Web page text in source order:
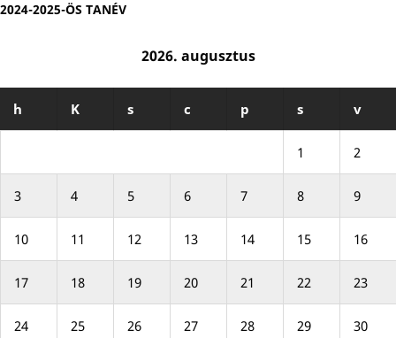
2024-2025-ÖS TANÉV
2026. augusztus
h K s c p s v
1 2
3 4 5 6 7 8 9
10 11 12 13 14 15 16
17 18 19 20 21 22 23
24 25 26 27 28 29 30